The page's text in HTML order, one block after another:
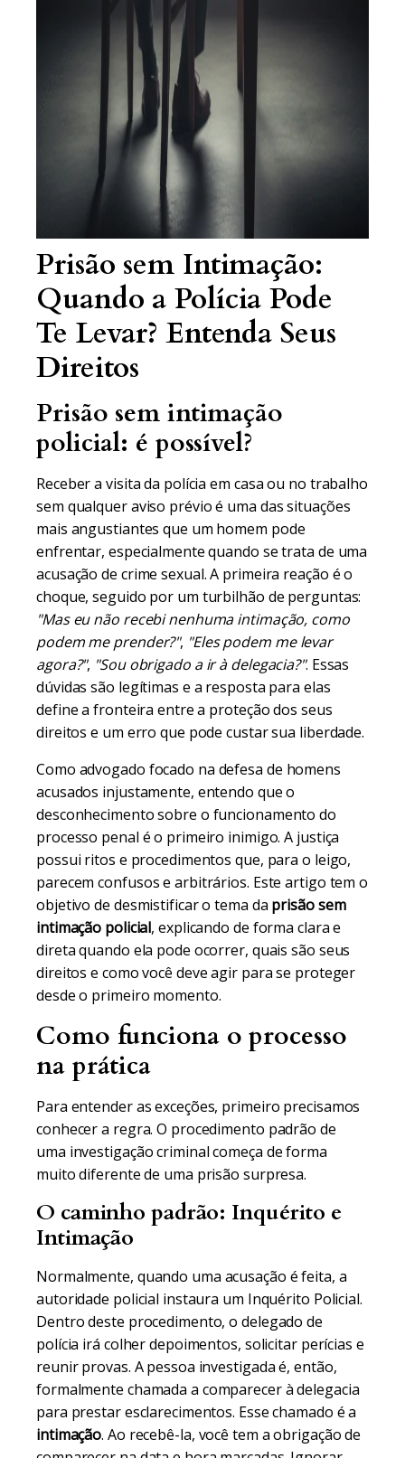
Prisão sem Intimação:
Quando a Polícia Pode
Te Levar? Entenda Seus
Direitos
Prisão sem intimação
policial: é possível?
Receber a visita da polícia em casa ou no trabalho
sem qualquer aviso prévio é uma das situações
mais angustiantes que um homem pode
enfrentar, especialmente quando se trata de uma
acusação de crime sexual. A primeira reação é o
choque, seguido por um turbilhão de perguntas:
"Mas eu não recebi nenhuma intimação, como
podem me prender?", "Eles podem me levar
agora?", "Sou obrigado a ir à delegacia?". Essas
dúvidas são legítimas e a resposta para elas
define a fronteira entre a proteção dos seus
direitos e um erro que pode custar sua liberdade.
Como advogado focado na defesa de homens
acusados injustamente, entendo que o
desconhecimento sobre o funcionamento do
processo penal é o primeiro inimigo. A justiça
possui ritos e procedimentos que, para o leigo,
parecem confusos e arbitrários. Este artigo tem o
objetivo de desmistificar o tema da prisão sem
intimação policial, explicando de forma clara e
direta quando ela pode ocorrer, quais são seus
direitos e como você deve agir para se proteger
desde o primeiro momento.
Como funciona o processo
na prática
Para entender as exceções, primeiro precisamos
conhecer a regra. O procedimento padrão de
uma investigação criminal começa de forma
muito diferente de uma prisão surpresa.
O caminho padrão: Inquérito e
Intimação
Normalmente, quando uma acusação é feita, a
autoridade policial instaura um Inquérito Policial.
Dentro deste procedimento, o delegado de
polícia irá colher depoimentos, solicitar perícias e
reunir provas. A pessoa investigada é, então,
formalmente chamada a comparecer à delegacia
para prestar esclarecimentos. Esse chamado é a
intimação. Ao recebê-la, você tem a obrigação de